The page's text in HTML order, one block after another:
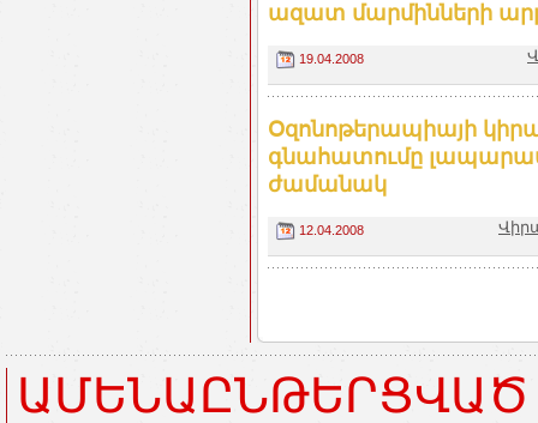
ազատ մարմինների
19.04.2008
Օզոնոթերապիայի
գնահատումը
ժամանակ
12.04.2008